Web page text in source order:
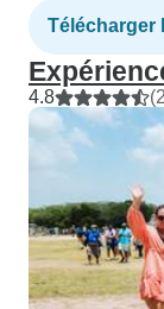
Télécharger
4.8